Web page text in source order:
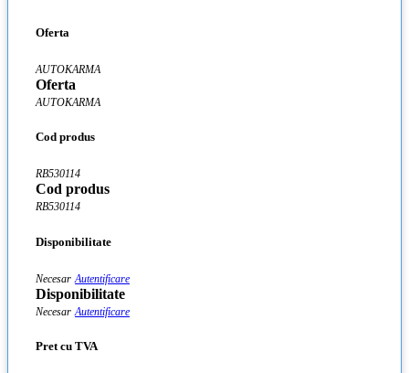
Oferta
AUTOKARMA
Oferta
AUTOKARMA
Cod produs
RB530114
Cod produs
RB530114
Disponibilitate
Necesar Autentificare
Disponibilitate
Necesar Autentificare
Pret cu TVA